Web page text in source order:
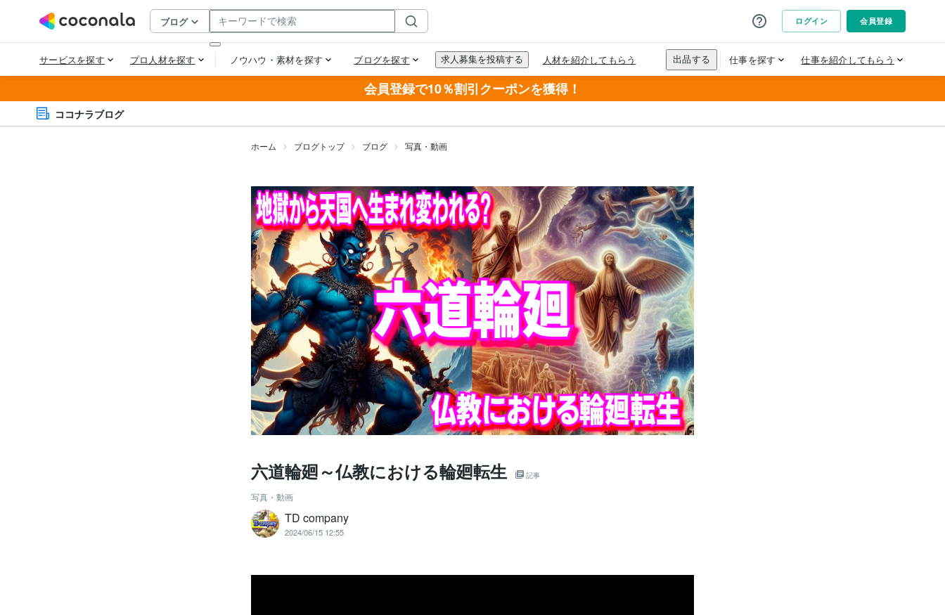
会員登録で10％割引クーポンを獲得！
ココナラブログ
ホーム ブログトップ ブログ 写真・動画
六道輪廻～仏教における輪廻転生 記事
写真・動画
TD company
2024/06/15 12:55